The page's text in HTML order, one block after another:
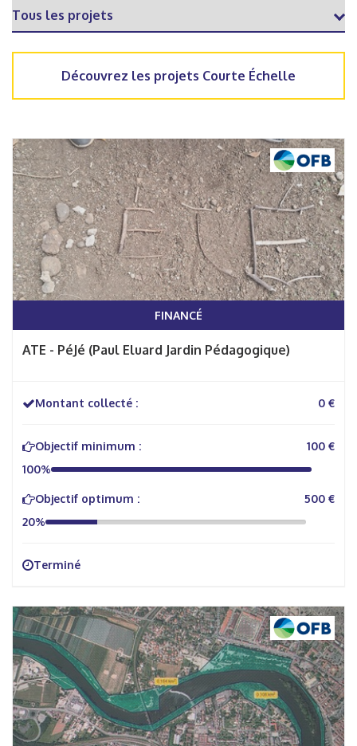
Découvrez les projets Courte Échelle
FINANCÉ
ATE - PéJé (Paul Eluard Jardin Pédagogique)
Montant collecté : 0 €
Objectif minimum :
100 €
100%
Objectif optimum :
500 €
20%
Terminé